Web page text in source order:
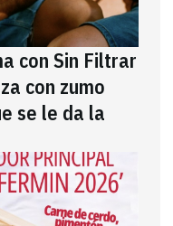
con Sin Filtrar
con zumo
se le da la